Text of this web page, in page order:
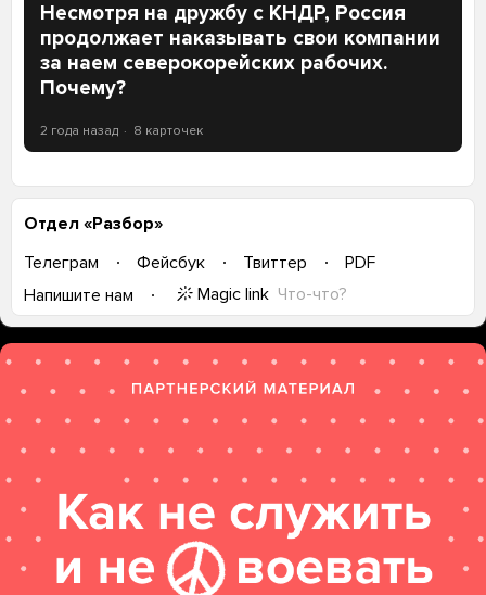
Несмотря на дружбу с КНДР, Россия
продолжает наказывать свои компании
за наем северокорейских рабочих.
Почему?
2 года назад 8 карточек
Отдел «Разбор»
Телеграм
Фейсбук Твиттер
PDF
Напишите нам
Magic link Что-что?